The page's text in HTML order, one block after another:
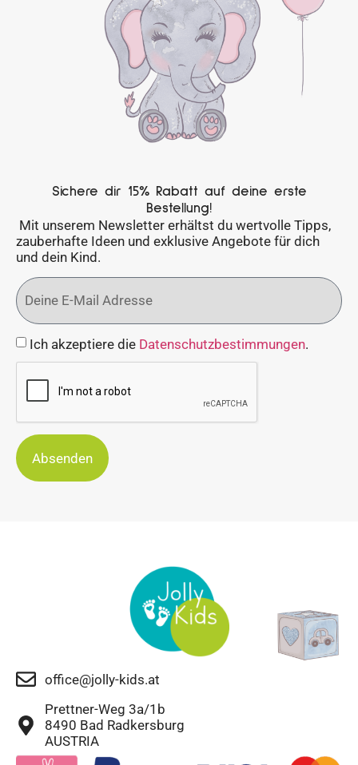
Sichere dir 15% Rabatt auf deine erste
Bestellung!
Mit unserem Newsletter erhältst du wertvolle Tipps,
zauberhafte Ideen und exklusive Angebote für dich
und dein Kind.
Ich akzeptiere die Datenschutzbestimmungen.
Absenden
office@jolly-kids.at
Prettner-Weg 3a/1b
8490 Bad Radkersburg
AUSTRIA